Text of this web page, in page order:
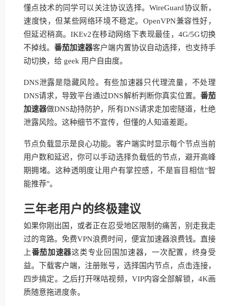
懂点技术的同学可以关注协议选择。WireGuard协议新，
速度快，但某些网络环境不稳定。OpenVPN兼容性好，
但延迟稍高。IKEv2在移动网络下表现最佳，4G/5G切换
不掉线。番茄加速器客户端内置协议自动选择，也支持手
动切换，给 geek 用户自由度。
DNS泄露是隐藏风险。有些加速器只代理流量，不处理
DNS请求，导致平台通过DNS解析判断你真实位置。 番茄
加速器做DNS劫持防护，所有DNS请求走加密隧道，杜绝
泄露风险。这种细节不宣传，但懂的人知道差距。
节点负载显示是良心功能。客户端实时显示每个节点当前
用户数和延迟，你可以手动选择负载低的节点，避开高峰
期拥堵。这种透明度让用户有掌控感，不是盲目相信"智
能推荐"。
三年老用户的终极建议
如果你刚出国，或者正在忍受地区限制的痛苦，别走我走
过的弯路。免费VPN浪费时间，便宜加速器浪费钱。直接
上番茄加速器这类专业回国加速器，一次配置，终身受
益。下载客户端，注册账号，选择国内节点，点击连接，
四步搞定。之后打开咪咕视频，VIP内容全部解锁，4K画
质随意拖进度条。